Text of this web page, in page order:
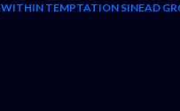
WITHIN TEMPTATION SINEAD